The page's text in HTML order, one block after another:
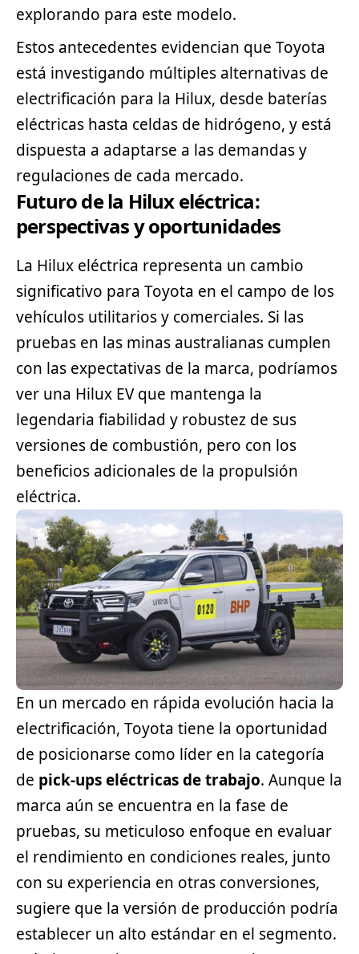
explorando para este modelo.
Estos antecedentes evidencian que Toyota
está investigando múltiples alternativas de
electrificación para la Hilux, desde baterías
eléctricas hasta celdas de hidrógeno, y está
dispuesta a adaptarse a las demandas y
regulaciones de cada mercado.
Futuro de la Hilux eléctrica:
perspectivas y oportunidades
La Hilux eléctrica representa un cambio
significativo para Toyota en el campo de los
vehículos utilitarios y comerciales. Si las
pruebas en las minas australianas cumplen
con las expectativas de la marca, podríamos
ver una Hilux EV que mantenga la
legendaria fiabilidad y robustez de sus
versiones de combustión, pero con los
beneficios adicionales de la propulsión
eléctrica.
En un mercado en rápida evolución hacia la
electrificación, Toyota tiene la oportunidad
de posicionarse como líder en la categoría
de pick-ups eléctricas de trabajo. Aunque la
marca aún se encuentra en la fase de
pruebas, su meticuloso enfoque en evaluar
el rendimiento en condiciones reales, junto
con su experiencia en otras conversiones,
sugiere que la versión de producción podría
establecer un alto estándar en el segmento.